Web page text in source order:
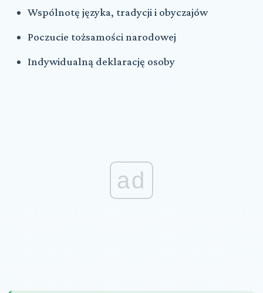
Wspólnotę języka, tradycji i obyczajów
Poczucie tożsamości narodowej
Indywidualną deklarację osoby
ad